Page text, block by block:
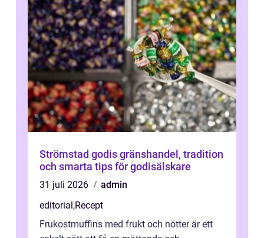
Strömstad godis gränshandel, tradition
och smarta tips för godisälskare
31 juli 2026
admin
editorial,Recept
Frukostmuffins med frukt och nötter är ett